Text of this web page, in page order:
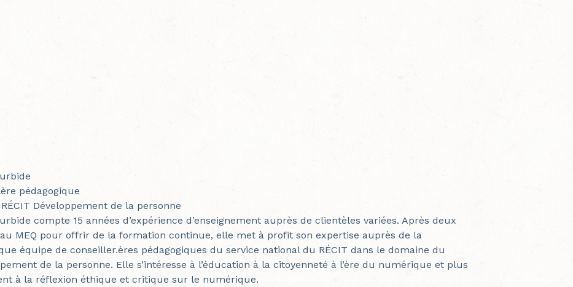
pédagogique
RÉCIT Développement de la personne
compte 15 années d’expérience d’enseignement auprès de clientèles variées. Après deux
MEQ pour offrir de la formation continue, elle met à profit son expertise auprès de la
équipe de conseiller.ères pédagogiques du service national du RÉCIT dans le domaine du
de la personne. Elle s’intéresse à l’éducation à la citoyenneté à l’ère du numérique et plus
à la réflexion éthique et critique sur le numérique.